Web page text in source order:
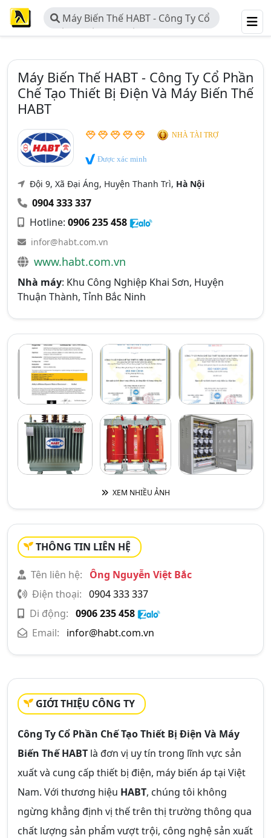
Máy Biến Thế HABT - Công Ty Cổ
Phần Chế Tạo Thiết Bị Điện Và Máy
Máy Biến Thế HABT - Công Ty Cổ Phần
Chế Tạo Thiết Bị Điện Và Máy Biến Thế
HABT
NHÀ TÀI TRỢ
Được xác minh
Đội 9, Xã Đại Áng, Huyện Thanh Trì, Hà Nội
0904 333 337
Hotline: 0906 235 458
infor@habt.com.vn
www.habt.com.vn
Nhà máy: Khu Công Nghiệp Khai Sơn, Huyện
Thuận Thành, Tỉnh Bắc Ninh
XEM NHIỀU ẢNH
THÔNG TIN LIÊN HỆ
Tên liên hệ:
Ông Nguyễn Việt Bắc
Điện thoại: 0904 333 337
Di động: 0906 235 458
Email:
infor@habt.com.vn
GIỚI THIỆU CÔNG TY
Công Ty Cổ Phần Chế Tạo Thiết Bị Điện Và Máy
Biến Thế HABT là đơn vị uy tín trong lĩnh vực sản
xuất và cung cấp thiết bị điện, máy biến áp tại Việt
Nam. Với thương hiệu HABT, chúng tôi không
ngừng khẳng định vị thế trên thị trường thông qua
chất lượng sản phẩm vượt trội, công nghệ sản xuất